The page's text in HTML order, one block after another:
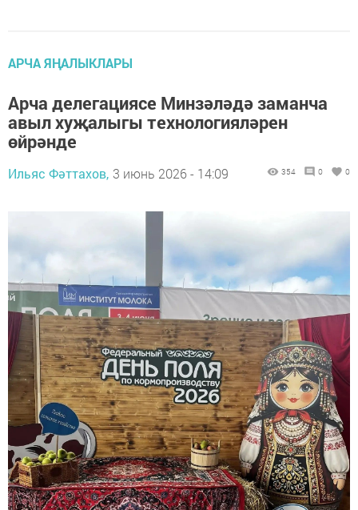
АРЧА ЯҢАЛЫКЛАРЫ
Арча делегациясе Минзәләдә заманча
авыл хуҗалыгы технологияләрен
өйрәнде
Ильяс Фәттахов, 3 июнь 2026 - 14:09 354 0 0